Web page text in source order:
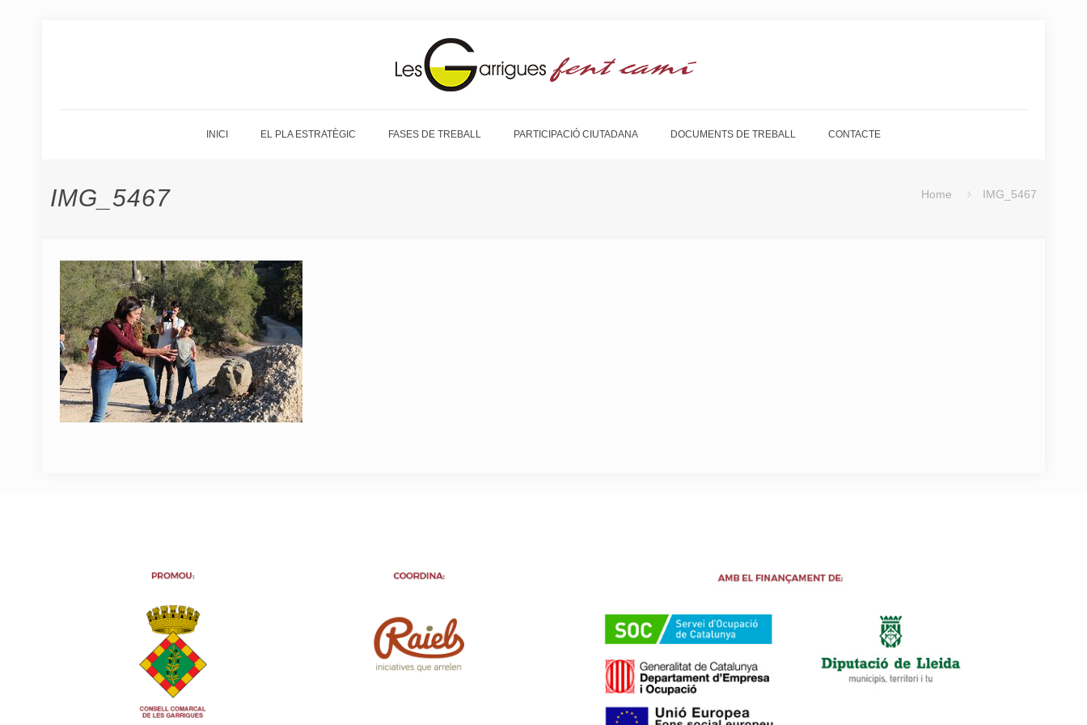
INICI EL PLA ESTRATÈGIC FASES DE TREBALL PARTICIPACIÓ CIUTADANA DOCUMENTS DE TREBALL CONTACTE
IMG_5467 Home IMG_5467